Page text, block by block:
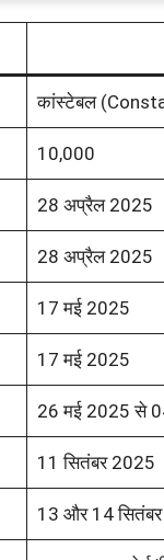
कांस्टेबल
10,000
28 अप्रैल 2025
28 अप्रैल 2025
17 मई 2025
17 मई 2025
26 मई 2025 से
11 सितंबर 2025
13 और 14